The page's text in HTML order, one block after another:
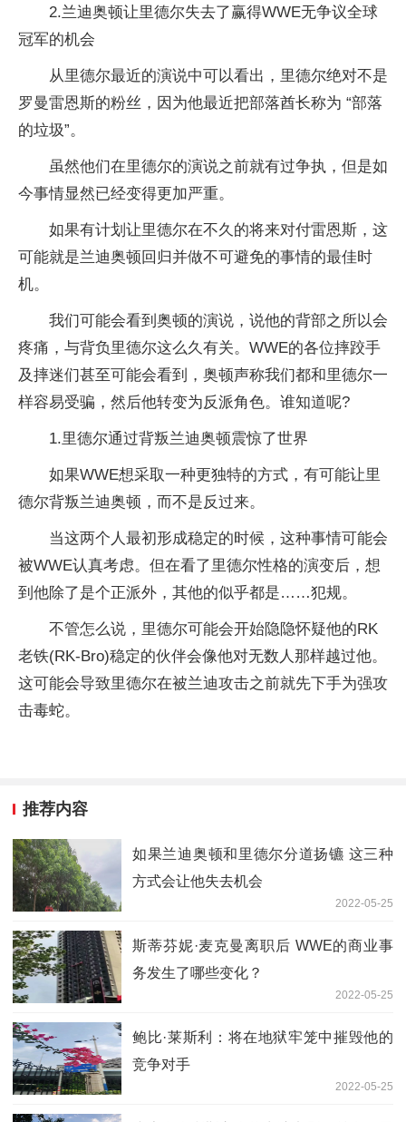
2.兰迪奥顿让里德尔失去了赢得WWE无争议全球
冠军的机会
从里德尔最近的演说中可以看出，里德尔绝对不是
罗曼雷恩斯的粉丝，因为他最近把部落酋长称为 “部落
的垃圾”。
虽然他们在里德尔的演说之前就有过争执，但是如
今事情显然已经变得更加严重。
如果有计划让里德尔在不久的将来对付雷恩斯，这
可能就是兰迪奥顿回归并做不可避免的事情的最佳时
机。
我们可能会看到奥顿的演说，说他的背部之所以会
疼痛，与背负里德尔这么久有关。WWE的各位摔跤手
及摔迷们甚至可能会看到，奥顿声称我们都和里德尔一
样容易受骗，然后他转变为反派角色。谁知道呢?
1.里德尔通过背叛兰迪奥顿震惊了世界
如果WWE想采取一种更独特的方式，有可能让里
德尔背叛兰迪奥顿，而不是反过来。
当这两个人最初形成稳定的时候，这种事情可能会
被WWE认真考虑。但在看了里德尔性格的演变后，想
到他除了是个正派外，其他的似乎都是……犯规。
不管怎么说，里德尔可能会开始隐隐怀疑他的RK
老铁(RK-Bro)稳定的伙伴会像他对无数人那样越过他。
这可能会导致里德尔在被兰迪攻击之前就先下手为强攻
击毒蛇。
推荐内容
如果兰迪奥顿和里德尔分道扬镳 这三种
方式会让他失去机会
2022-05-25
斯蒂芬妮·麦克曼离职后 WWE的商业事
务发生了哪些变化？
2022-05-25
鲍比·莱斯利：将在地狱牢笼中摧毁他的
竞争对手
2022-05-25